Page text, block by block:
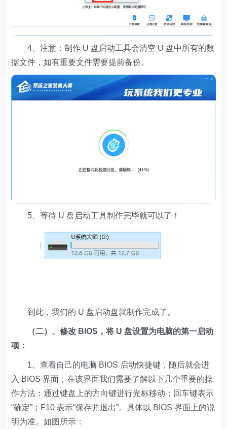
4、注意：制作 U 盘启动工具会清空 U 盘中所有的数
据文件，如有重要文件需要提前备份。
5、等待 U 盘启动工具制作完毕就可以了！
到此，我们的 U 盘启动盘就制作完成了。
（二）、修改 BIOS，将 U 盘设置为电脑的第一启动
项：
1、查看自己的电脑 BIOS 启动快捷键，随后就会进
入 BIOS 界面，在该界面我们需要了解以下几个重要的操
作方法：通过键盘上的方向键进行光标移动；回车键表示
“确定”；F10 表示“保存并退出”。具体以 BIOS 界面上的说
明为准。如图所示：